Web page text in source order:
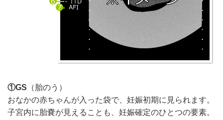
①GS （胎のう）
おなかの赤ちゃんが入った袋で、妊娠初期に見られます。
子宮内に胎嚢が見えることも、妊娠確定のひとつの要素。